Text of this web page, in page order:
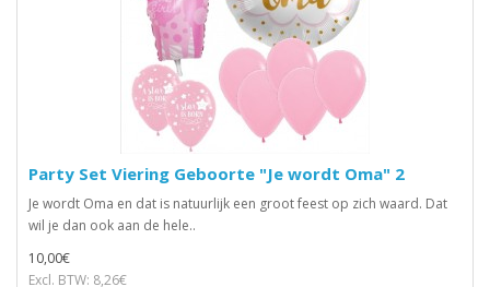
Party Set Viering Geboorte "Je wordt Oma" 2
Je wordt Oma en dat is natuurlijk een groot feest op zich waard. Dat
wil je dan ook aan de hele..
10,00€
Excl. BTW: 8,26€